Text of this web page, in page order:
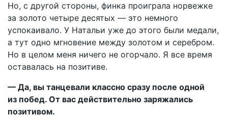
Но, с другой стороны, финка проиграла норвежке
за золото четыре десятых — это немного
успокаивало. У Натальи уже до этого были медали,
а тут одно мгновение между золотом и серебром.
Но в целом меня ничего не огорчало. Я все время
оставалась на позитиве.
— Да, вы танцевали классно сразу после одной
из побед. От вас действительно заряжались
позитивом.